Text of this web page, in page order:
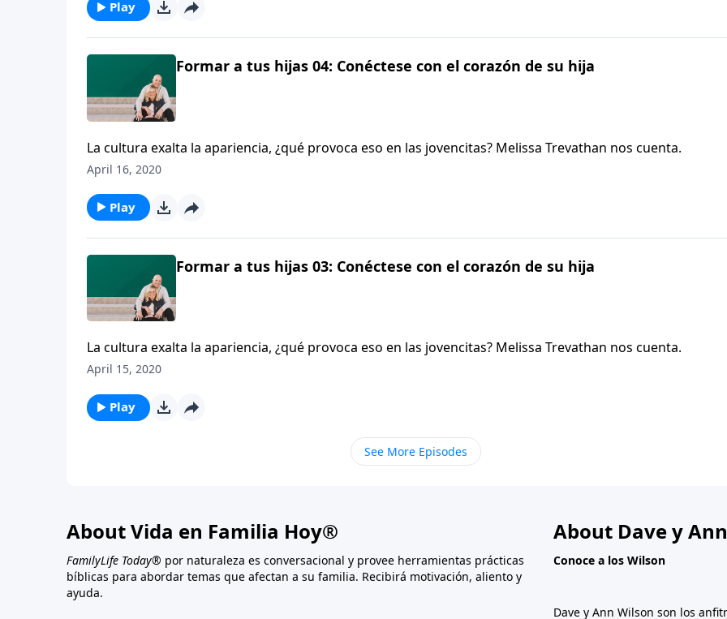
Play
Formar a tus hijas 04: Conéctese con el corazón de su hija
La cultura exalta la apariencia, ¿qué provoca eso en las jovencitas? Melissa Trevathan nos cuenta.
April 16, 2020
Play
Formar a tus hijas 03: Conéctese con el corazón de su hija
La cultura exalta la apariencia, ¿qué provoca eso en las jovencitas? Melissa Trevathan nos cuenta.
April 15, 2020
Play
See More Episodes
About Vida en Familia Hoy®
FamilyLife Today® por naturaleza es conversacional y provee herramientas prácticas
bíblicas para abordar temas que afectan a su familia. Recibirá motivación, aliento y
ayuda.
About Dave y
Conoce a los Wilson
Dave y Ann Wilson son los